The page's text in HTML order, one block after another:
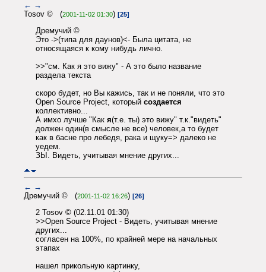
← →
Tosov © (2001-11-02 01:30) [25]
Дремучий ©
Это ->(типа для даунов)<- Была цитата, не
относящаяся к кому нибудь лично.
>>"см. Как я это вижу" - А это было название
раздела текста
скоро будет, но Вы кажись, так и не поняли, что это
Open Source Project, который создается
коллективно...
А имхо лучше "Как я(т.е. ты) это вижу" т.к."видеть"
должен один(в смысле не все) человек,а то будет
как в басне про лебедя, рака и щуку=> далеко не
уедем.
ЗЫ. Видеть, учитывая мнение других...
← →
Дремучий © (2001-11-02 16:26) [26]
2 Tosov © (02.11.01 01:30)
>>Open Source Project - Видеть, учитывая мнение
других...
согласен на 100%, по крайней мере на начальных
этапах
нашел прикольную картинку,